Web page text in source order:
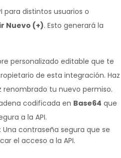
para distintos usuarios o
Nuevo (+). Esto generará la
personalizado editable que te
de esta integración. Haz
renombrado tu nuevo permiso.
codificada en Base64 que
a la API.
: Una contraseña segura que se
el acceso a la API.